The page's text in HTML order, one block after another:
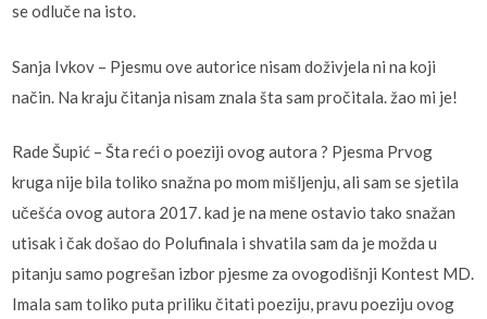
se odluče na isto.
Sanja Ivkov – Pjesmu ove autorice nisam doživjela ni na koji
način. Na kraju čitanja nisam znala šta sam pročitala. žao mi je!
Rade Šupić – Šta reći o poeziji ovog autora ? Pjesma Prvog
kruga nije bila toliko snažna po mom mišljenju, ali sam se sjetila
učešća ovog autora 2017. kad je na mene ostavio tako snažan
utisak i čak došao do Polufinala i shvatila sam da je možda u
pitanju samo pogrešan izbor pjesme za ovogodišnji Kontest MD.
Imala sam toliko puta priliku čitati poeziju, pravu poeziju ovog